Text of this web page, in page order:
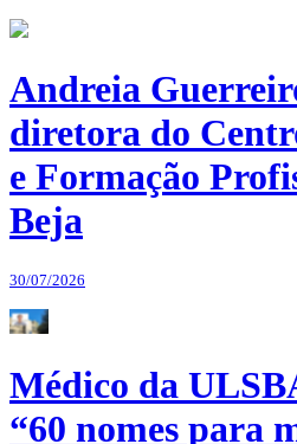
Andreia
diretora do
e Formação
Beja
30/07/2026
Médico da
“60 nomes para